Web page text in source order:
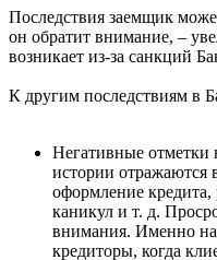
Последствия заемщик
он обратит внимание, –
возникает из-за санкций
К другим последствиям в
Негативные отметки
истории отражаются
оформление
каникул и т. д.
внимания. Именно на
кредиторы, когда